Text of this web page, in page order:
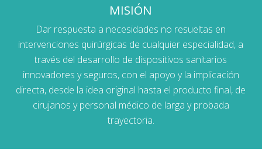
MISIÓN
Dar respuesta a necesidades no resueltas en
intervenciones quirúrgicas de cualquier especialidad, a
través del desarrollo de dispositivos sanitarios
innovadores y seguros, con el apoyo y la implicación
directa, desde la idea original hasta el producto final, de
cirujanos y personal médico de larga y probada
trayectoria.